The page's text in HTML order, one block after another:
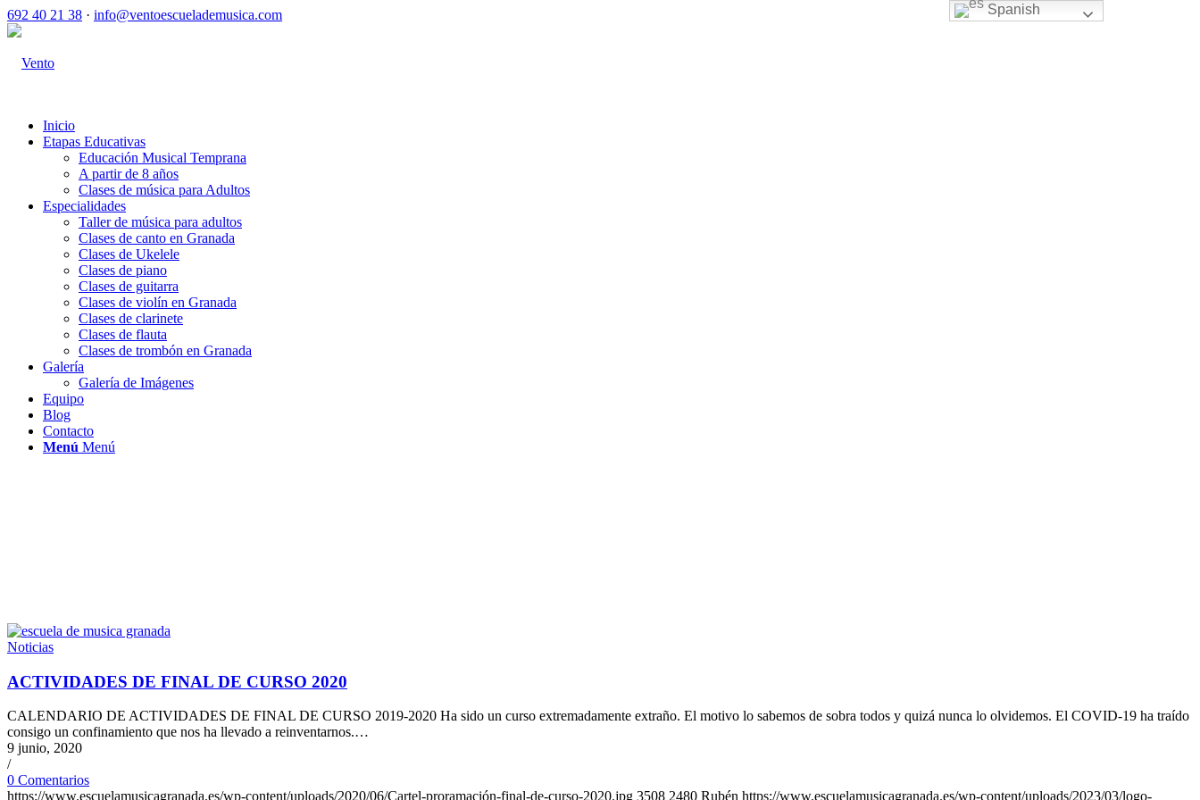
692 40 21 38 · info@ventoescuelademusica.com
Inicio
Etapas Educativas
Educación Musical Temprana
A partir de 8 años
Clases de música para Adultos
Especialidades
Taller de música para adultos
Clases de canto en Granada
Clases de Ukelele
Clases de piano
Clases de guitarra
Clases de violín en Granada
Clases de clarinete
Clases de flauta
Clases de trombón en Granada
Galería
Galería de Imágenes
Equipo
Blog
Contacto
Menú Menú
Noticias
ACTIVIDADES DE FINAL DE CURSO 2020
CALENDARIO DE ACTIVIDADES DE FINAL DE CURSO 2019-2020 Ha sido un curso extremadamente extraño. El motivo lo sabemos de sobra todos y quizá nunca lo olvidemos. El COVID-19 ha traído
consigo un confinamiento que nos ha llevado a reinventarnos.…
9 junio, 2020
/
0 Comentarios
https://www.escuelamusicagranada.es/wp-content/uploads/2020/06/Cartel-proramación-final-de-curso-2020.jpg 3508 2480 Rubén https://www.escuelamusicagranada.es/wp-content/uploads/2023/03/logo-
Spanish